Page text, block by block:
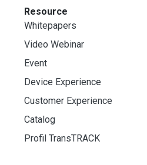
Resource
Whitepapers
Video Webinar
Event
Device Experience
Customer Experience
Catalog
Profil TransTRACK